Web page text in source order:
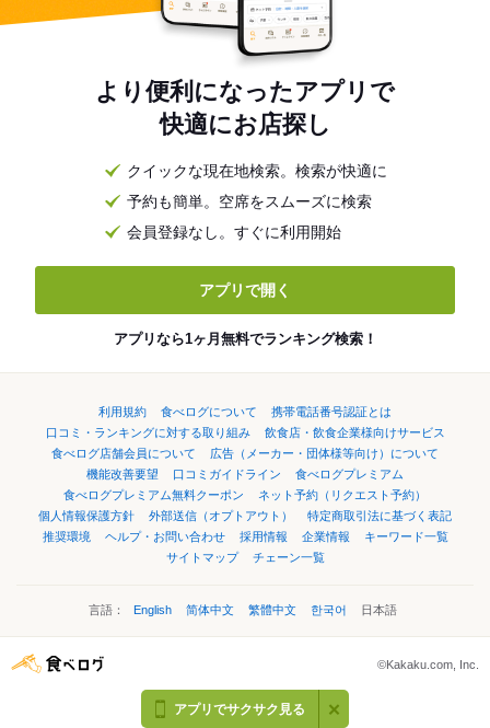
アプリでサクサク見る
より便利になったアプリで
快適にお店探し
クイックな現在地検索。検索が快適に
予約も簡単。空席をスムーズに検索
会員登録なし。すぐに利用開始
アプリで開く
アプリなら1ヶ月無料でランキング検索！
利用規約 食べログについて
携帯電話番号認証とは
口コミ・ランキングに対する取り組み
飲食店・飲食企業様向けサービス
食べログ店舗会員について
広告（メーカー・団体様等向け）について
機能改善要望
口コミガイドライン
食べログプレミアム
食べログプレミアム無料クーポン
ネット予約（リクエスト予約）
個人情報保護方針
外部送信（オプトアウト）
特定商取引法に基づく表記
推奨環境
ヘルプ・お問い合わせ 採用情報 企業情報
キーワード一覧
サイトマップ
チェーン一覧
言語： English 简体中文 繁體中文 한국어 日本語
©Kakaku.com, Inc.